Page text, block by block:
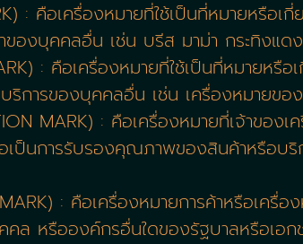
: คือเครื่องหมายที่ใช้เป็นที่หมายหรือ
ของบุคคลอื่น เช่น บรีส มาม่า กระทิงแด
: คือเครื่องหมายที่ใช้เป็นที่หมายห
ริการของบุคคลอื่น เช่น เครื่องหมายขอ
MARK) : คือเครื่องหมายที่เจ้าของ
ป็นการรับรองคุณภาพของสินค้าหรือบ
: คือเครื่องหมายการค้าหรือเครื่
ล หรือองค์กรอื่นใดของรัฐบาลหรือเอ